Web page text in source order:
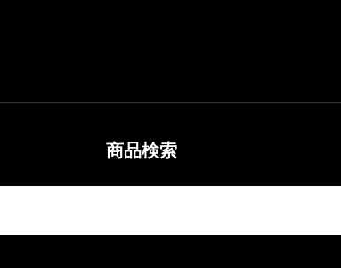
商品検索